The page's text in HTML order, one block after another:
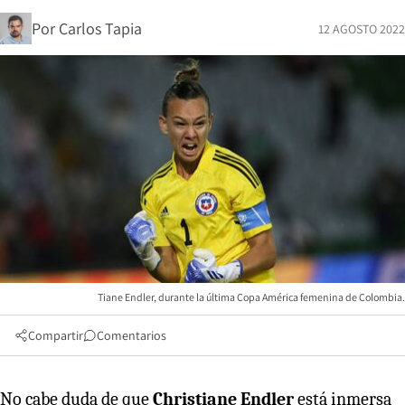
Por Carlos Tapia 12 AGOSTO 2022
Tiane Endler, durante la última Copa América femenina de Colombia.
Compartir Comentarios
No cabe duda de queChristiane Endlerestá inmersa